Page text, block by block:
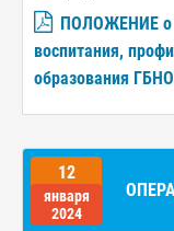
ПОЛОЖЕНИЕ о
воспитания,
образования
12
января
2024